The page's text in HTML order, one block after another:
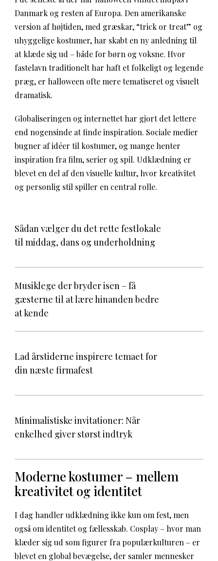
Danmark og resten af Europa. Den amerikanske
version af højtiden, med græskar, “trick or treat” og
uhyggelige kostumer, har skabt en ny anledning til
at klæde sig ud – både for børn og voksne. Hvor
fastelavn traditionelt har haft et folkeligt og legende
præg, er halloween ofte mere tematiseret og visuelt
dramatisk.
Globaliseringen og internettet har gjort det lettere
end nogensinde at finde inspiration. Sociale medier
bugner af idéer til kostumer, og mange henter
inspiration fra film, serier og spil. Udklædning er
blevet en del af den visuelle kultur, hvor kreativitet
og personlig stil spiller en central rolle.
Sådan vælger du det rette festlokale
til middag, dans og underholdning
Musiklege der bryder isen – få
gæsterne til at lære hinanden bedre
at kende
Lad årstiderne inspirere temaet for
din næste firmafest
Minimalistiske invitationer: Når
enkelhed giver størst indtryk
Moderne kostumer – mellem
kreativitet og identitet
I dag handler udklædning ikke kun om fest, men
også om identitet og fællesskab. Cosplay – hvor man
klæder sig ud som figurer fra populærkulturen – er
blevet en global bevægelse, der samler mennesker